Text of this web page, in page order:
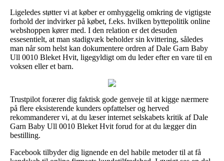
Ligeledes støtter vi at køber er omhyggelig omkring de vigtigste
forhold der indvirker på købet, f.eks. hvilken byttepolitik online
webshoppen kører med. I den relation er det desuden
essesentielt, at man stadigvæk beholder sin kvittering, således
man når som helst kan dokumentere ordren af Dale Garn Baby
Ull 0010 Bleket Hvit, ligegyldigt om du leder efter en vare til en
voksen eller et barn.
Trustpilot forærer dig faktisk gode genveje til at kigge nærmere
på flere eksisterende kunders opfattelser og herved
rekommanderer vi, at du læser internet selskabets kritik af Dale
Garn Baby Ull 0010 Bleket Hvit forud for at du lægger din
bestilling.
Facebook tilbyder dig lignende en del habile metoder til at få